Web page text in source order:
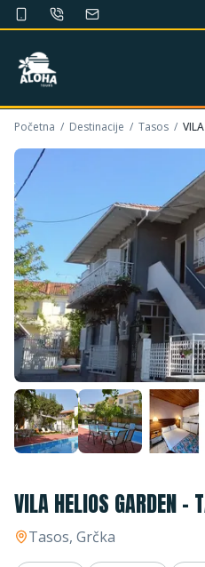
Početna / Destinacije / Tasos /
VILA HELIOS GARDEN -
Tasos, Grčka